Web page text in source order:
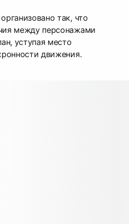
так, что
между персонажами
уступая место
движения.